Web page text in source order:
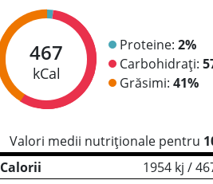
467
kCal
Proteine: 2%
Carbohidrați:
Grăsimi: 41%
Valori medii nutriționale pentru
Calorii
1954 kj /